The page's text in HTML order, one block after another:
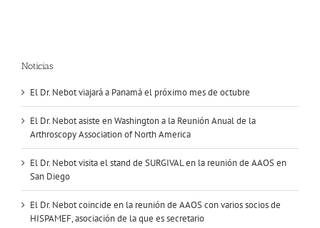
Noticias
El Dr. Nebot viajará a Panamá el próximo mes de octubre
El Dr. Nebot asiste en Washington a la Reunión Anual de la
Arthroscopy Association of North America
El Dr. Nebot visita el stand de SURGIVAL en la reunión de AAOS en
San Diego
El Dr. Nebot coincide en la reunión de AAOS con varios socios de
HISPAMEF, asociación de la que es secretario